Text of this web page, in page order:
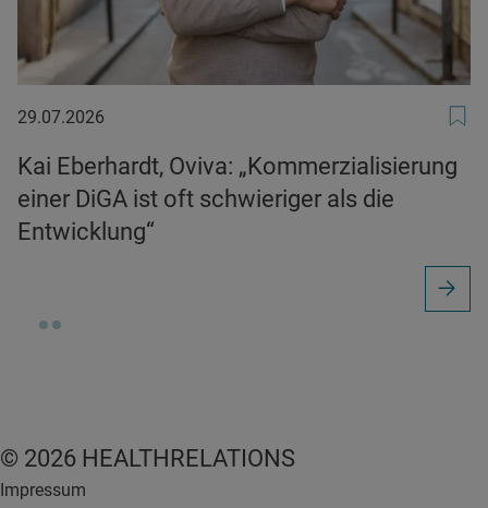
29.07.2026
29.07.2026
Kai Eberhardt, Oviva: „Kommerzialisierung
einer DiGA ist oft schwieriger als die
Entwicklung“
© 2026 HEALTHRELATIONS
Impressum